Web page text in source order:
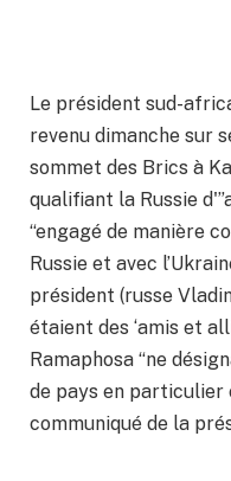
Le président sud-
revenu dimanche sur
sommet des Brics à
qualifiant la Russie
“engagé de manière
Russie et avec
président (russe
étaient des ‘amis et
Ramaphosa “ne
de pays en particulier
communiqué de la